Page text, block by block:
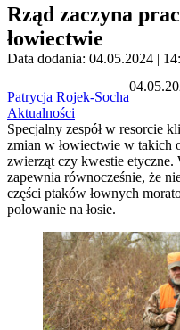
Rząd zaczyna
łowiectwie
Data dodania: 04.05.2024 |
Patrycja Rojek-Socha
Aktualności
Specjalny zespół w resorcie
zmian w łowiectwie w takich
zwierząt czy kwestie etyczne.
zapewnia równocześnie, że
części ptaków łownych
polowanie na łosie.